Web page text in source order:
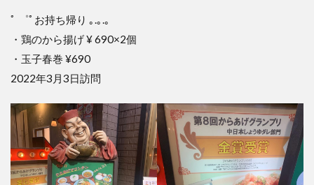
ﾟ ゜ﾟお持ち帰り ｡.｡.｡
・鶏のから揚げ ¥ 690×2個
・玉子春巻 ¥690
2022年3月3日訪問